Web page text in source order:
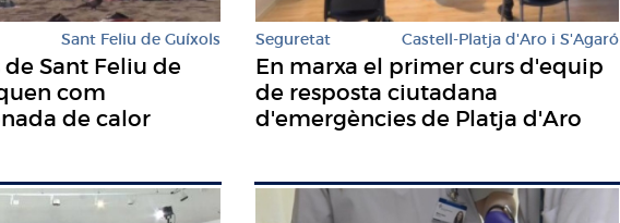
Sant Feliu de Guíxols
Sant Feliu de
com
de calor
Seguretat Castell-Platja d'Aro i S'Agaró
En marxa el primer curs d'equip
de resposta ciutadana
d'emergències de Platja d'Aro